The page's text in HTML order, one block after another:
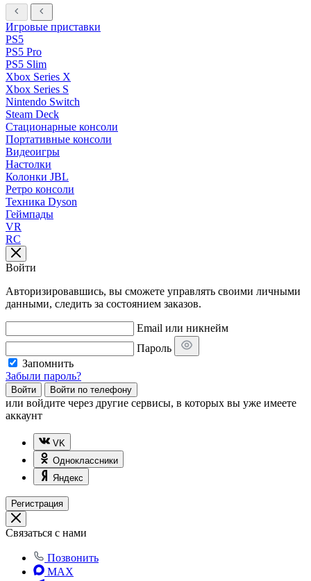
Игровые приставки
PS5
PS5 Pro
PS5 Slim
Xbox Series X
Xbox Series S
Nintendo Switch
Steam Deck
Стационарные консоли
Портативные консоли
Видеоигры
Настолки
Колонки JBL
Ретро консоли
Техника Dyson
Геймпады
VR
RC
Войти
Авторизировавшись, вы сможете управлять своими личными
данными, следить за состоянием заказов.
Email или никнейм
Пароль
Запомнить
Забыли пароль?
Войти Войти по телефону
или войдите через другие сервисы, в которых вы уже имеете
аккаунт
VK
Одноклассники
Яндекс
Регистрация
Связаться с нами
Позвонить
MAX